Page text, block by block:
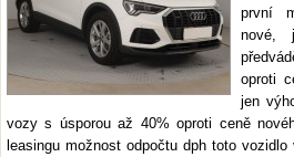
první
nové,
oproti
jen
vozy s úsporou až 40% oproti ceně
leasingu možnost odpočtu dph toto